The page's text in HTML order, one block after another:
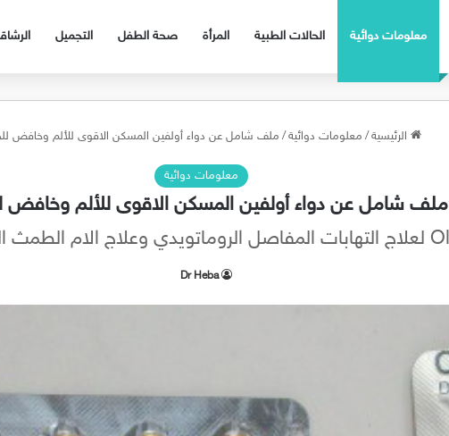
معلومات دوائية الحالات الطبية المرأة صحة الطفل التجميل
الرئيسية/ معلومات دوائية/ ملف شامل عن دواء أولفين المسكن الاقوى للألم وخافض
معلومات دوائية
ملف شامل عن دواء أولفين المسكن الاقوى للألم وخافض
Dr Heba